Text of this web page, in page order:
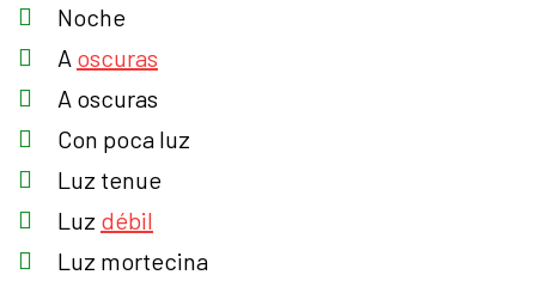
Noche
A oscuras
A oscuras
Con poca luz
Luz tenue
Luz débil
Luz mortecina